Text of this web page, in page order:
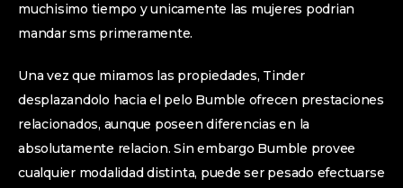
muchisimo tiempo y unicamente las mujeres podrian
mandar sms primeramente.
Una vez que miramos las propiedades, Tinder
desplazandolo hacia el pelo Bumble ofrecen prestaciones
relacionados, aunque poseen diferencias en la
absolutamente relacion. Sin embargo Bumble provee
cualquier modalidad distinta, puede ser pesado efectuarse